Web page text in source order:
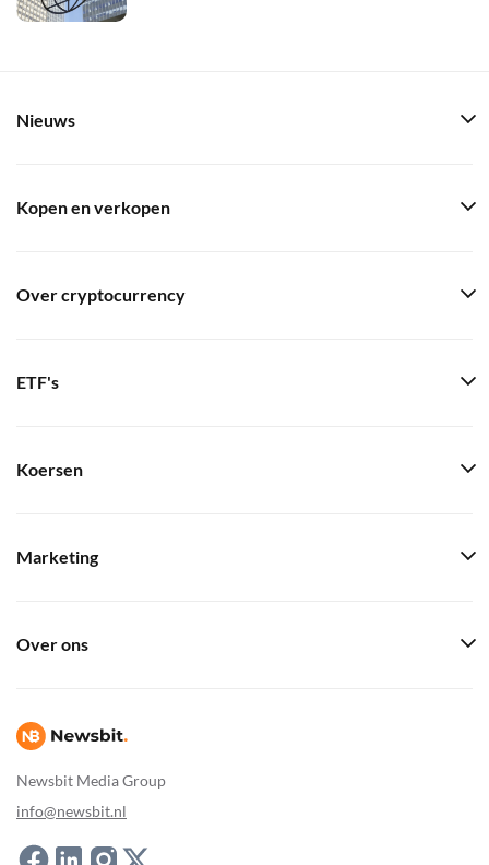
Newsbit Media Group
info@newsbit.nl
Nieuws
Kopen en verkopen
Over cryptocurrency
ETF's
Koersen
Marketing
Over ons